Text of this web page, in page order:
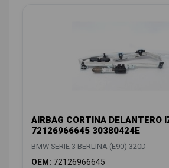
AIRBAG CORTINA DELANTERO
72126966645 30380424E
BMW SERIE 3 BERLINA (E90) 320D
OEM: 72126966645